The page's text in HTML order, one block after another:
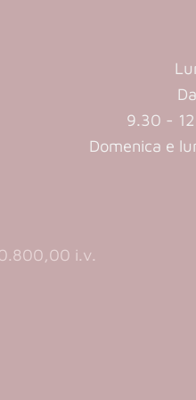
9.30 -
Domenica e
i.v.